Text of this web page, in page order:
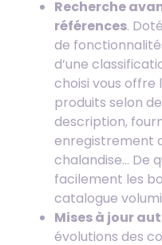
Recherche
références.
de
d’une
choisi vous offre
produits selon
description,
enregistrement
chalandise… De
facilement les
catalogue
Mises à jour
évolutions des